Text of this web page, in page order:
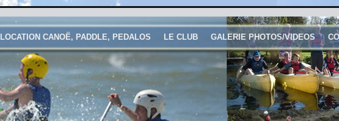
LOCATION CANOË, PADDLE, PEDALOS LE CLUB GALERIE PHOTOS/VIDEOS